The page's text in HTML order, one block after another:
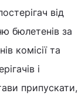
від
бюлетенів за
комісії та
і
припускати,